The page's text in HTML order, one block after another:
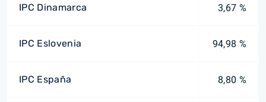
IPC Dinamarca 3,67 %
IPC Eslovenia 94,98 %
IPC España 8,80 %